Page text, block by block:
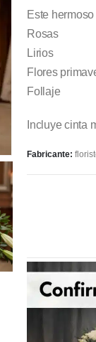
Este
Rosas
Lirios
Flores
Follaje
Incluye cinta
Fabricante: